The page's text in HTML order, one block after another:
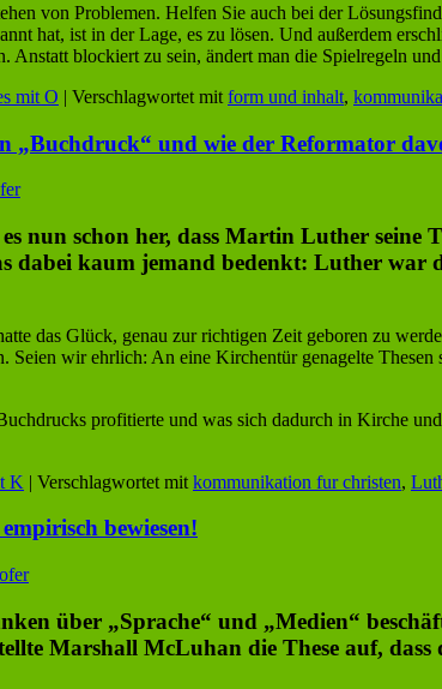
von Problemen. Helfen Sie auch bei der
hat, ist in der Lage, es zu lösen. Und außerdem
Anstatt blockiert zu sein, ändert man die Spielregeln
mit O | Verschlagwortet mit form und inhalt,
„Buchdruck“ und wie der Reformator
nun schon her, dass Martin Luther
dabei kaum jemand bedenkt: Luther
das Glück, genau zur richtigen Zeit geboren zu
wir ehrlich: An eine Kirchentür genagelte
profitierte und was sich dadurch in Kirche
K | Verschlagwortet mit kommunikation fur christen,
bewiesen!
über „Sprache“ und „Medien“
Marshall McLuhan die These auf,